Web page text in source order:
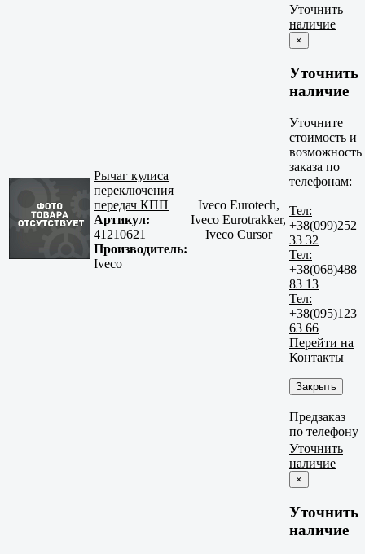
Рычаг кулиса
переключения
передач КПП
Артикул:
41210621
Производитель:
Iveco
Iveco Eurotech,
Iveco Eurotrakker,
Iveco Cursor
Уточнить
наличие
×
Уточнить
наличие
Уточните
стоимость и
возможность
заказа по
телефонам:
Тел:
+38(099)252
33 32
Тел:
+38(068)488
83 13
Тел:
+38(095)123
63 66
Перейти на
Контакты
Закрыть
Предзаказ
по телефону
Уточнить
наличие
×
Уточнить
наличие